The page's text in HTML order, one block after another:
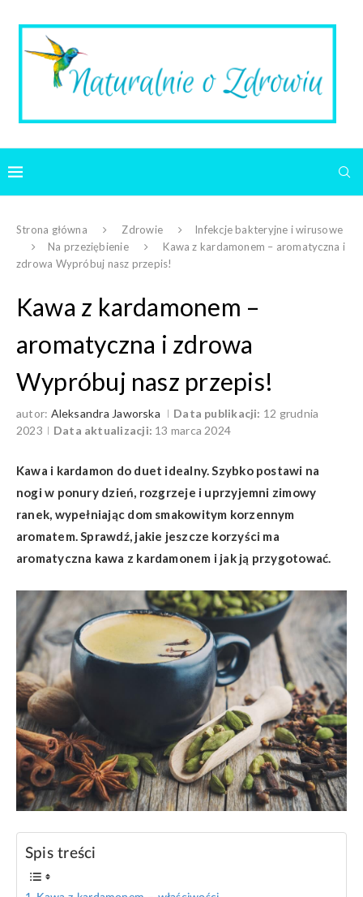
Strona główna Zdrowie
Infekcje bakteryjne i wirusowe
Na przeziębienie
Kawa z kardamonem – aromatyczna i
zdrowa Wypróbuj nasz przepis!
Kawa z kardamonem –
aromatyczna i zdrowa
Wypróbuj nasz przepis!
autor: Aleksandra Jaworska Data publikacji: 12 grudnia
2023
Data aktualizacji: 13 marca 2024
Kawa i kardamon do duet idealny. Szybko postawi na
nogi w ponury dzień, rozgrzeje i uprzyjemni zimowy
ranek, wypełniając dom smakowitym korzennym
aromatem. Sprawdź, jakie jeszcze korzyści ma
aromatyczna kawa z kardamonem i jak ją przygotować.
Spis treści